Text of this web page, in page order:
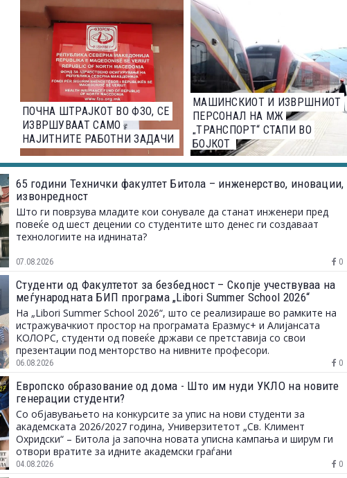
ПОЧНА ШТРАЈКОТ ВО ФЗО, СЕ
ИЗВРШУВААТ САМО
НАЈИТНИТЕ РАБОТНИ ЗАДАЧИ
МАШИНСКИОТ И ИЗВРШНИОТ
ПЕРСОНАЛ НА МЖ
„ТРАНСПОРТ“ СТАПИ ВО
БОЈКОТ
65 години Технички факултет Битола – инженерство, иновации,
извонредност
Што ги поврзува младите кои сонувале да станат инженери пред
повеќе од шест децении со студентите што денес ги создаваат
технологиите на иднината?
07.08.2026 0
Студенти од Факултетот за безбедност – Скопје учествуваа на
меѓународната БИП програма „Libori Summer School 2026“
На „Libori Summer School 2026“, што се реализираше во рамките на
истражувачкиот простор на програмата Еразмус+ и Алијансата
КОЛОРС, студенти од повеќе држави се претставија со свои
презентации под менторство на нивните професори.
06.08.2026 0
Европско образование од дома - Што им нуди УКЛО на новите
генерации студенти?
Со објавувањето на конкурсите за упис на нови студенти за
академската 2026/2027 година, Универзитетот „Св. Климент
Охридски“ – Битола ја започна новата уписна кампања и ширум ги
отвори вратите за идните академски граѓани
04.08.2026 0